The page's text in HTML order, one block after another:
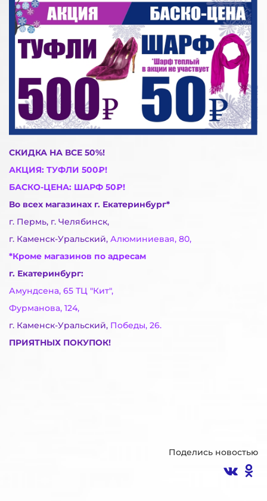
СКИДКА НА ВСЕ 50%!
АКЦИЯ: ТУФЛИ 500₽!
БАСКО-ЦЕНА: ШАРФ 50₽!
Во всех магазинах г. Екатеринбург*
г. Пермь, г. Челябинск,
г. Каменск-Уральский, Алюминиевая, 80,
*Кроме магазинов по адресам
г. Екатеринбург:
Амундсена, 65 ТЦ "Кит",
Фурманова, 124,
г. Каменск-Уральский, Победы, 26.
ПРИЯТНЫХ ПОКУПОК!
Поделись новостью